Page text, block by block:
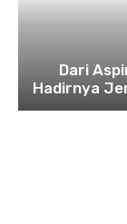
Dari
Hadirnya